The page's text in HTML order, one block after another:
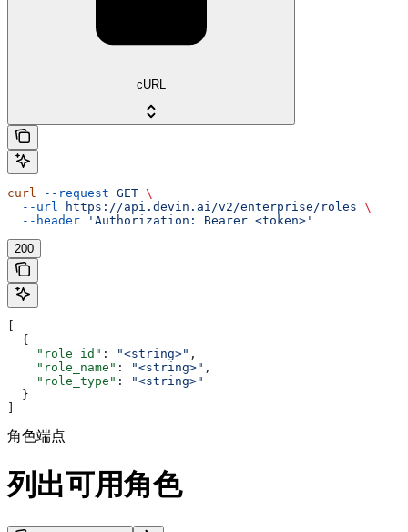
cURL
curl --request GET \
  --url
https://api.devin.ai/v2/enterprise/roles \
  --header
'Authorization: Bearer <token>'
200
  {
    "role_id"
: "<string>" ,
    "role_name"
: "<string>" ,
    "role_type"
:
"<string>"
  }
角色端点
列出可用角色